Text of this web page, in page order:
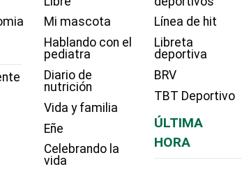
Mi mascota
Hablando con el
pediatra
Diario de
nutrición
Vida y familia
Eñe
Celebrando la
vida
Línea de hit
Libreta
deportiva
BRV
TBT Deportivo
ÚLTIMA
HORA